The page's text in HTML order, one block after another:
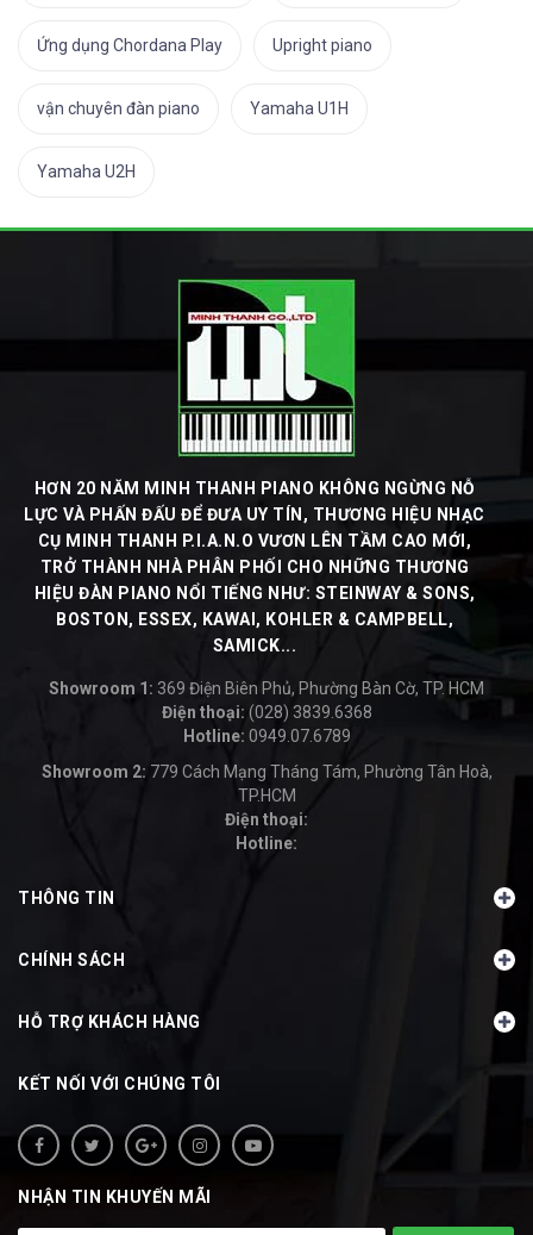
Ứng dụng Chordana Play Upright piano
vận chuyên đàn piano Yamaha U1H
Yamaha U2H
HƠN 20 NĂM MINH THANH PIANO KHÔNG NGỪNG NỖ
LỰC VÀ PHẤN ĐẤU ĐỂ ĐƯA UY TÍN, THƯƠNG HIỆU NHẠC
CỤ MINH THANH P.I.A.N.O VƯƠN LÊN TẦM CAO MỚI,
TRỞ THÀNH NHÀ PHÂN PHỐI CHO NHỮNG THƯƠNG
HIỆU ĐÀN PIANO NỔI TIẾNG NHƯ: STEINWAY & SONS,
BOSTON, ESSEX, KAWAI, KOHLER & CAMPBELL,
SAMICK...
Showroom 1: 369 Điện Biên Phủ, Phường Bàn Cờ, TP. HCM
Điện thoại: (028) 3839.6368
-
Hotline: 0949.07.6789
Showroom 2: 779 Cách Mạng Tháng Tám, Phường Tân Hoà,
TP.HCM
Điện thoại:
-
Hotline:
THÔNG TIN
CHÍNH SÁCH
HỖ TRỢ KHÁCH HÀNG
KẾT NỐI VỚI CHÚNG TÔI
NHẬN TIN KHUYẾN MÃI